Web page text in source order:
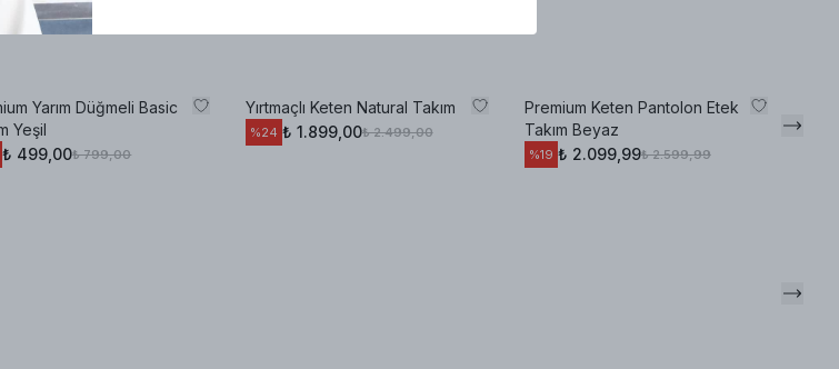
Yarım Düğmeli Basic
Yeşil
₺ 499,00₺ 799,00
Yırtmaçlı Keten Natural Takım
%24 ₺ 1.899,00₺ 2.499,00
Premium Keten Pantolon Etek
Takım Beyaz
%19 ₺ 2.099,99₺ 2.599,99